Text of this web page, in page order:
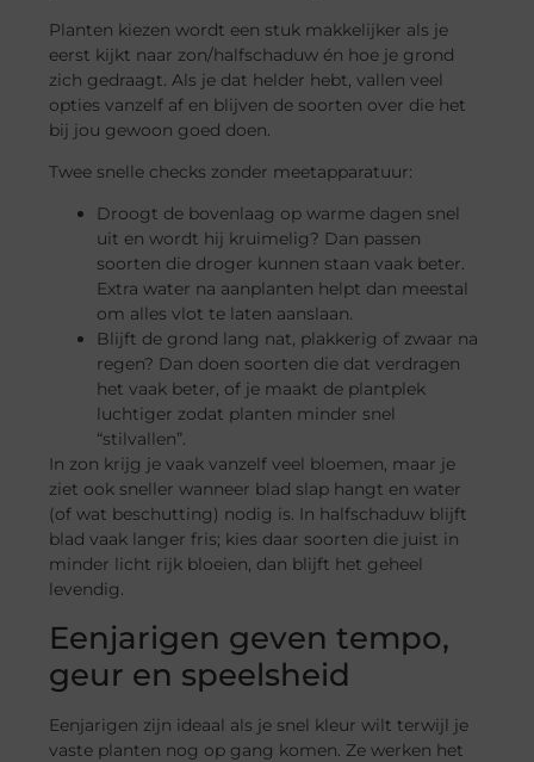
Planten kiezen wordt een stuk makkelijker als je
eerst kijkt naar zon/halfschaduw én hoe je grond
zich gedraagt. Als je dat helder hebt, vallen veel
opties vanzelf af en blijven de soorten over die het
bij jou gewoon goed doen.
Twee snelle checks zonder meetapparatuur:
Droogt de bovenlaag op warme dagen snel
uit en wordt hij kruimelig? Dan passen
soorten die droger kunnen staan vaak beter.
Extra water na aanplanten helpt dan meestal
om alles vlot te laten aanslaan.
Blijft de grond lang nat, plakkerig of zwaar na
regen? Dan doen soorten die dat verdragen
het vaak beter, of je maakt de plantplek
luchtiger zodat planten minder snel
“stilvallen”.
In zon krijg je vaak vanzelf veel bloemen, maar je
ziet ook sneller wanneer blad slap hangt en water
(of wat beschutting) nodig is. In halfschaduw blijft
blad vaak langer fris; kies daar soorten die juist in
minder licht rijk bloeien, dan blijft het geheel
levendig.
Eenjarigen geven tempo,
geur en speelsheid
Eenjarigen zijn ideaal als je snel kleur wilt terwijl je
vaste planten nog op gang komen. Ze werken het